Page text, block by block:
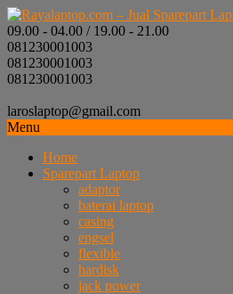
09.00 - 04.00 / 19.00 - 21.00
081230001003
081230001003
081230001003
laroslaptop@gmail.com
Menu
Home
Sparepart Laptop
adaptor
baterai laptop
casing
engsel
flexible
hardisk
jack power